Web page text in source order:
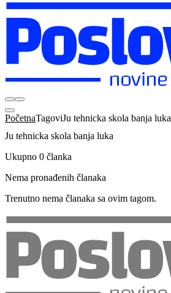
PočetnaTagoviJu tehnicka skola banja luka
Ju tehnicka skola banja luka
Ukupno 0 članka
Nema pronađenih članaka
Trenutno nema članaka sa ovim tagom.